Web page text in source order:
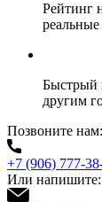
Рейтинг
Быстрый
другим
Позвоните нам:
+7 (906) 777-
Или напишите: